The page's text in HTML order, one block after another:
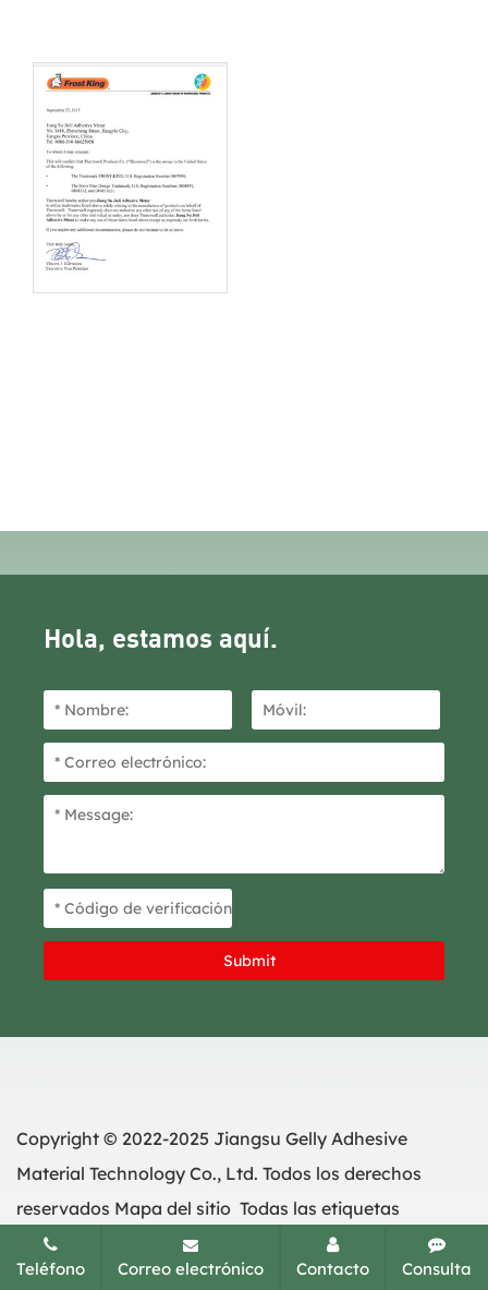
Hola, estamos aquí.
Copyright © 2022-2025 Jiangsu Gelly Adhesive
Material Technology Co., Ltd. Todos los derechos
reservados Mapa del sitio Todas las etiquetas
Teléfono Correo electrónico Contacto Consulta